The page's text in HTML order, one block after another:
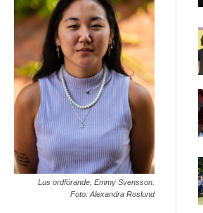
Lus ordförande, Emmy Svensson.
Foto: Alexandra Roslund